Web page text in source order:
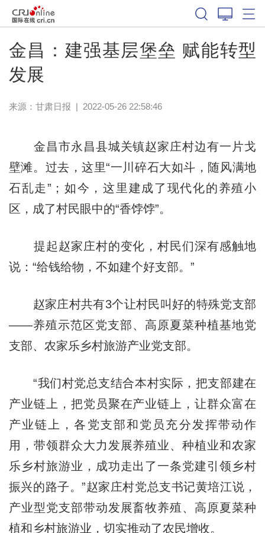
金昌：建强基层堡垒 赋能转型
发展
来源： 甘肃日报 | 2022-05-26 22:58:46
金昌市永昌县城关镇赵家庄村边有一片戈
壁滩。过去，这里“一川碎石大如斗，随风满地
石乱走”；如今，这里建成了现代化的养殖小
区，成了村民眼中的“香饽饽”。
提起赵家庄村的变化，村民们深有感触地
说：“给钱给物，不如建个好支部。”
赵家庄村共有3个让村民叫好的特殊党支部
——养殖示范区党支部、高原夏菜种植基地党
支部、农家乐乡村旅游产业党支部。
“我们村党总支结合本村实际，把支部建在
产业链上，把党员聚在产业链上，让群众富在
产业链上，各党支部和党员充分发挥带动作
用，带领群众大力发展养殖业、种植业和农家
乐乡村旅游业，成功走出了一条党建引领乡村
振兴的路子。”赵家庄村党总支书记黄培江说，
产业型党支部带动发展畜牧养殖、高原夏菜种
植和乡村旅游业，切实推动了农民增收。